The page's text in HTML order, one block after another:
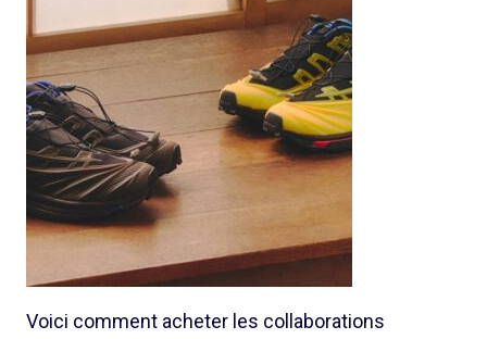
Voici comment acheter les collaborations